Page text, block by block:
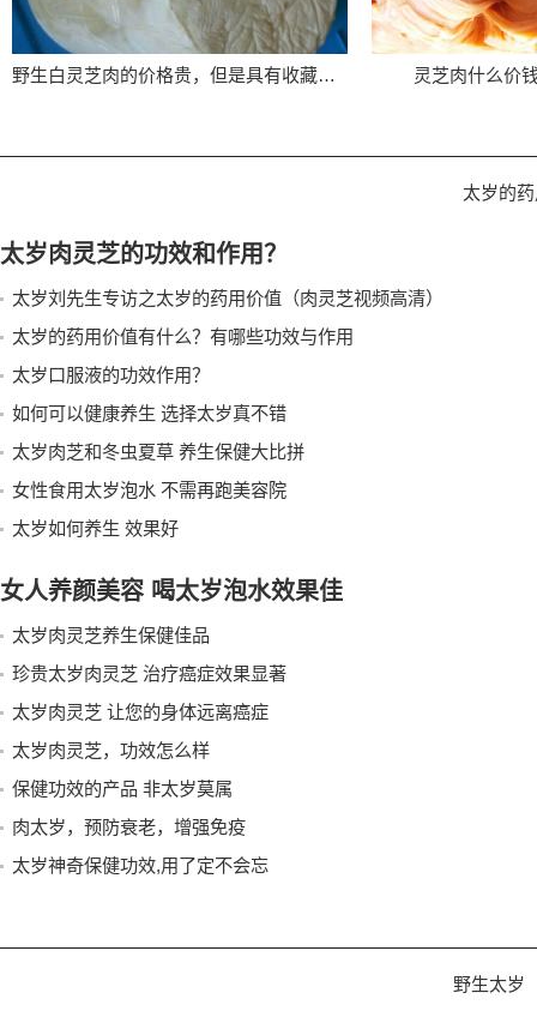
野生白灵芝肉的价格贵，但是具有收藏价值 灵芝肉什么价
太岁的
太岁肉灵芝的功效和作用？
太岁刘先生专访之太岁的药用价值（肉灵芝视频高清）
太岁的药用价值有什么？有哪些功效与作用
太岁口服液的功效作用？
如何可以健康养生 选择太岁真不错
太岁肉芝和冬虫夏草 养生保健大比拼
女性食用太岁泡水 不需再跑美容院
太岁如何养生 效果好
女人养颜美容 喝太岁泡水效果佳
太岁肉灵芝养生保健佳品
珍贵太岁肉灵芝 治疗癌症效果显著
太岁肉灵芝 让您的身体远离癌症
太岁肉灵芝，功效怎么样
保健功效的产品 非太岁莫属
肉太岁，预防衰老，增强免疫
太岁神奇保健功效,用了定不会忘
野生太岁